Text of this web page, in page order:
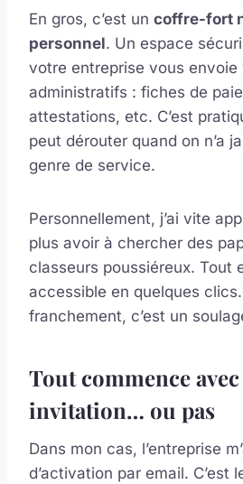
En gros, c’est un coffre-fort
personnel. Un espace
votre entreprise vous envoie
administratifs : fiches de
attestations, etc. C’est
peut dérouter quand on n’a
genre de service.
Personnellement, j’ai vite
plus avoir à chercher des
classeurs poussiéreux. Tout
accessible en quelques
franchement, c’est un
Tout commence
invitation… ou pas
Dans mon cas, l’entreprise
d’activation par email. C’est